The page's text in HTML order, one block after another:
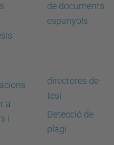
de documents
espanyols
a
i
directores de
tesi
Detecció de
plagi